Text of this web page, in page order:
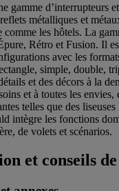
gamme d’interrupteurs
métalliques et
les hôtels. La
Rétro et Fusion. Il
avec les
simple, double,
et des décors à la
et à toutes les envies,
telles que des
intègre les fonctions
de volets et scénarios.
et conseils de